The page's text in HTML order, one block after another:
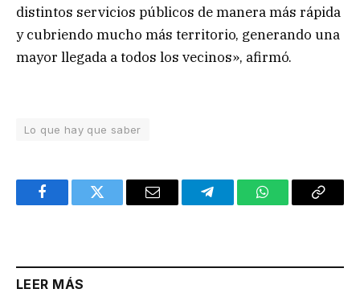
distintos servicios públicos de manera más rápida
y cubriendo mucho más territorio, generando una
mayor llegada a todos los vecinos», afirmó.
Lo que hay que saber
FacebookTwitter Email TelegramWhatsAppCopy
LEER MÁS